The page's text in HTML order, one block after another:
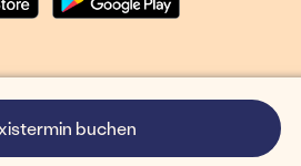
buchen
GmbH